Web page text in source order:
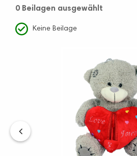
0 Beilagen ausgewählt
Keine Beilage